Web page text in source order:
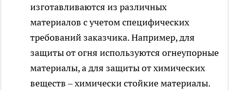
изготавливаются из различных
материалов с учетом специфических
требований заказчика. Например, для
защиты от огня используются огнеупорные
материалы, а для защиты от химических
веществ – химически стойкие материалы.